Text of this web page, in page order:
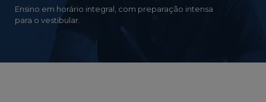
Ensino em horário integral, com preparação intensa
para o vestibular.